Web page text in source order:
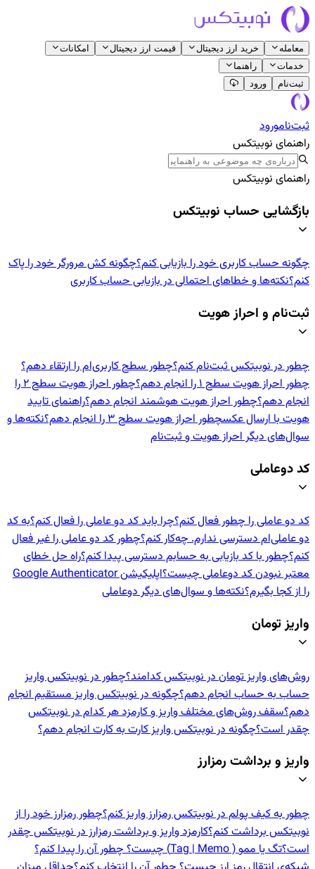
معامله خرید ارز دیجیتال قیمت ارز دیجیتال
امکانات
خدمات
راهنما
ثبت‌نام
ورود
ثبت‌نامورود
راهنمای نوبیتکس
راهنمای نوبیتکس
بازگشایی حساب نوبیتکس
چگونه حساب کاربری خود را بازیابی کنم؟چگونه کش مرورگر خود را پاک
کنم؟نکته‌ها و خطاهای احتمالی در بازیابی حساب کاربری
ثبت‌نام و احراز هویت
چطور در نوبیتکس ثبت‌نام کنم؟چطور سطح کاربری‌ام را ارتقاء دهم؟
چطور احراز هویت سطح ۱ را انجام دهم؟
چطور احراز هویت سطح ۲ را
انجام دهم؟چطور احراز هویت هوشمند انجام دهم؟راهنمای تایید
هویت با ارسال عکسچطور احراز هویت سطح ۳ را انجام دهم؟
نکته‌ها و
سوال‌های دیگر احراز هویت و ثبت‌نام
کد دوعاملی
کد دو عاملی را چطور فعال کنم؟چرا باید کد دو عاملی را فعال کنم؟به کد
دو عاملی‌ام دسترسی ندارم. چه‌کار کنم؟چطور کد دو عاملی را غیر فعال
کنم؟چطور با کد بازیابی به حسابم دسترسی پیدا کنم؟راه حل خطای
معتبر نبودن کد دوعاملی چیست؟
اپلیکیشن Google Authenticator
را از کجا بگیرم؟نکته‌ها و سوال‌های دیگر دوعاملی
واریز تومان
روش‌های واریز تومان در نوبیتکس کدامند؟چطور در نوبیتکس واریز
حساب به حساب انجام دهم؟چگونه در نوبیتکس واریز مستقیم انجام
دهم؟سقف روش‌های مختلف واریز و کارمزد هر کدام در نوبیتکس
چقدر است؟چگونه در نوبیتکس واریز کارت به کارت انجام دهم؟
واریز و برداشت رمزارز
چطور به کیف پولم در نوبیتکس رمزارز واریز کنم؟چطور رمزارز خود را از
نوبیتکس برداشت کنم؟کارمزد واریز و برداشت رمزارز در نوبیتکس چقدر
است؟تگ یا ممو ( Tag | Memo) چیست؟ چطور آن را پیدا کنم؟